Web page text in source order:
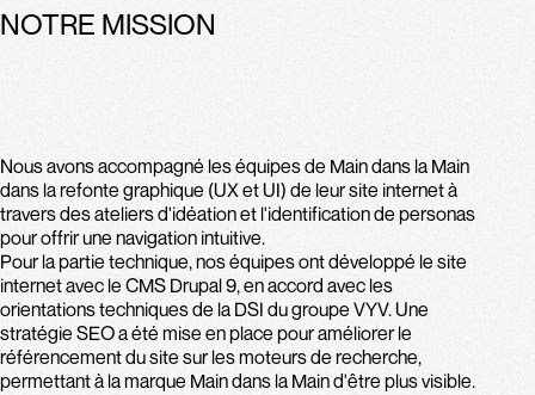
NOTRE MISSION
Nous avons accompagné les équipes de Main dans la Main
dans la refonte graphique (UX et UI) de leur site internet à
travers des ateliers d'idéation et l'identification de personas
pour offrir une navigation intuitive.
Pour la partie technique, nos équipes ont développé le site
internet avec le CMS Drupal 9, en accord avec les
orientations techniques de la DSI du groupe VYV. Une
stratégie SEO a été mise en place pour améliorer le
référencement du site sur les moteurs de recherche,
permettant à la marque Main dans la Main d'être plus visible.